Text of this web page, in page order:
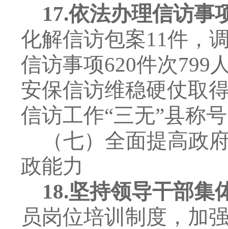
17.依法办理信访事
化解信访包案11件，
信访事项620件次799
安保信访维稳硬仗取
信访工作“三无”县称
（七）全面提高政
政能力
18.坚持领导干部集
员岗位培训制度， 加